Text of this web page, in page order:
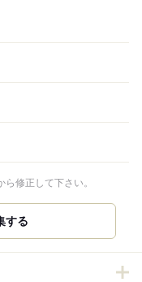
修正して下さい。
する